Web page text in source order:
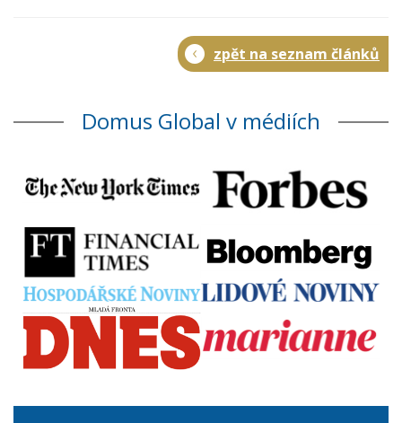
zpět na seznam článků
Domus Global v médiích